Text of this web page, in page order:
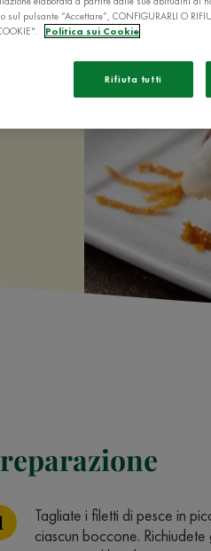
Tagliate i filetti di pesce in
ciascun boccone.
pulsante “Accettare”, CONFIGURARLI O
Politica sui Cookie
Rifiuta tutti